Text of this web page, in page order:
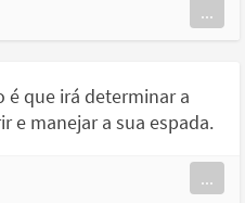
...
é que irá determinar a
e manejar a sua espada.
...